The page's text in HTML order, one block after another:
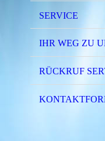
SERVICE
IHR WEG ZU
RÜCKRUF